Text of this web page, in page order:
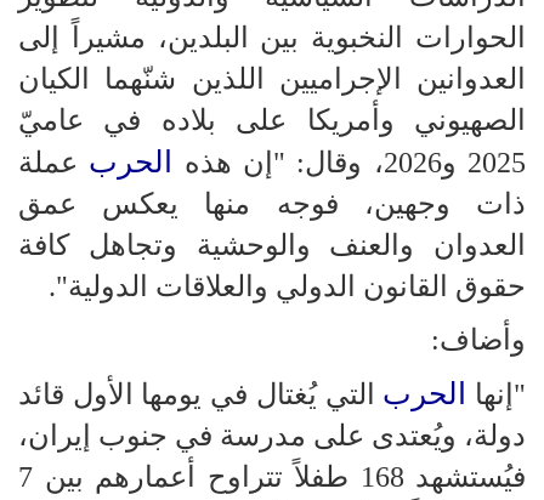
الحوارات النخبوية بين البلدين، مشيراً إلى
العدوانين الإجراميين اللذين شنّهما الكيان
الصهيوني وأمريكا على بلاده في عاميّ
2025 و2026، وقال: "إن هذه
الحرب عملة
ذات وجهين، فوجه منها يعكس عمق
العدوان والعنف والوحشية وتجاهل كافة
حقوق القانون الدولي والعلاقات الدولية".
وأضاف:
"إنها الحرب التي يُغتال في يومها الأول قائد
دولة، ويُعتدى على مدرسة في جنوب إيران،
فيُستشهد 168 طفلاً تتراوح أعمارهم بين 7